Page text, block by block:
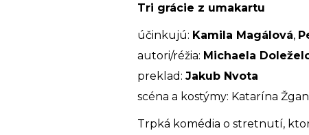
Tri grácie z umakartu
účinkujú: Kamila Magálová,
autori/réžia: Michaela
preklad: Jakub Nvota
scéna a kostýmy: Katarína
Trpká komédia o stretnutí,